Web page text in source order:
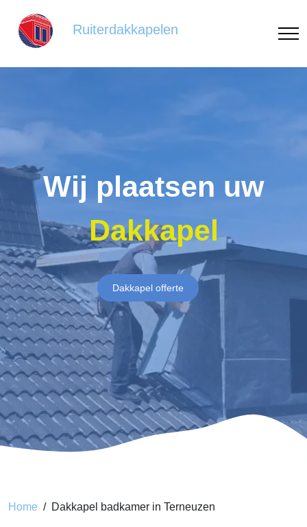
Ruiterdakkapelen
Wij plaatsen uw
Dakkapel
Dakkapel offerte
Home Dakkapel badkamer in Terneuzen